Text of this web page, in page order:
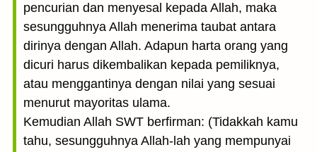
pencurian dan menyesal kepada Allah, maka
sesungguhnya Allah menerima taubat antara
dirinya dengan Allah. Adapun harta orang yang
dicuri harus dikembalikan kepada pemiliknya,
atau menggantinya dengan nilai yang sesuai
menurut mayoritas ulama.
Kemudian Allah SWT berfirman: (Tidakkah kamu
tahu, sesungguhnya Allah-lah yang mempunyai